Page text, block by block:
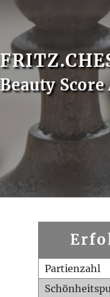
Beauty
Partienzahl